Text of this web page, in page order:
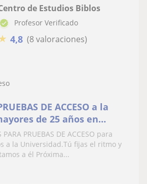
de Estudios Biblos
Profesor Verificado
4,8 (8 valoraciones)
DE ACCESO a la
de 25 años en
PRUEBAS DE ACCESO para
a la Universidad.Tú fijas el ritmo y
a él Próxima...